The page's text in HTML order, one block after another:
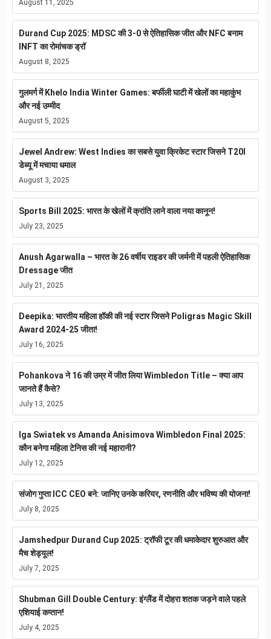
August 11, 2025
Durand Cup 2025: MDSC की 3-0 से ऐतिहासिक जीत और NFC बनाम
INFT का रोमांचक ड्रॉ
August 8, 2025
गुलमर्ग में Khelo India Winter Games: बर्फीली घाटी में खेलों का महाकुंभ
और नई उम्मीद
August 5, 2025
Jewel Andrew: West Indies का सबसे युवा क्रिकेट स्टार जिसने T20I
डेब्यू में मचाया धमाल
August 3, 2025
Sports Bill 2025: भारत के खेलों में क्रांति लाने वाला नया कानून!
July 23, 2025
Anush Agarwalla – भारत के 26 वर्षीय राइडर की जर्मनी में पहली ऐतिहासिक
Dressage जीत
July 21, 2025
Deepika: भारतीय महिला हॉकी की नई स्टार जिसने Poligras Magic Skill
Award 2024-25 जीता!
July 16, 2025
Pohankova ने 16 की उम्र में जीत लिया Wimbledon Title – क्या आप
जानते हैं कैसे?
July 13, 2025
Iga Swiatek vs Amanda Anisimova Wimbledon Final 2025:
कौन बनेगा महिला टेनिस की नई महारानी?
July 12, 2025
संजोग गुप्ता ICC CEO बने: जानिए उनके करियर, रणनीति और भविष्य की योजना!
July 8, 2025
Jamshedpur Durand Cup 2025: ट्रॉफी टूर की धमाकेदार शुरुआत और
मैच शेड्यूल!
July 7, 2025
Shubman Gill Double Century: इंग्लैंड में दोहरा शतक जड़ने वाले पहले
एशियाई कप्तान!
July 4, 2025